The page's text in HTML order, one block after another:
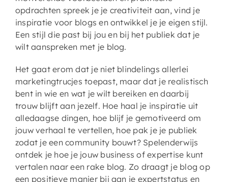
opdrachten spreek je je creativiteit aan, vind je
inspiratie voor blogs en ontwikkel je je eigen stijl.
Een stijl die past bij jou en bij het publiek dat je
wilt aanspreken met je blog.
Het gaat erom dat je niet blindelings allerlei
marketingtrucjes toepast, maar dat je realistisch
bent in wie en wat je wilt bereiken en daarbij
trouw blijft aan jezelf. Hoe haal je inspiratie uit
alledaagse dingen, hoe blijf je gemotiveerd om
jouw verhaal te vertellen, hoe pak je je publiek
zodat je een community bouwt? Spelenderwijs
ontdek je hoe je jouw business of expertise kunt
vertalen naar een rake blog. Zo draagt je blog op
een positieve manier bij aan je expertstatus en